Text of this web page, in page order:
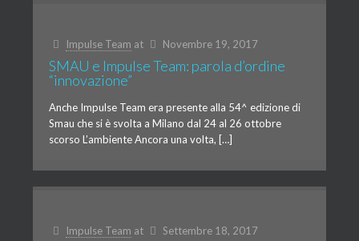
Impulse Team at Novembre 19, 2017
SMAU e Impulse Team: parola d’ordine
“innovazione”
Anche Impulse Team era presente alla 54^ edizione di
Smau che si è svolta a Milano dal 24 al 26 ottobre
scorso L’ambiente Ancora una volta, […]
Impulse Team at Settembre 18, 2017